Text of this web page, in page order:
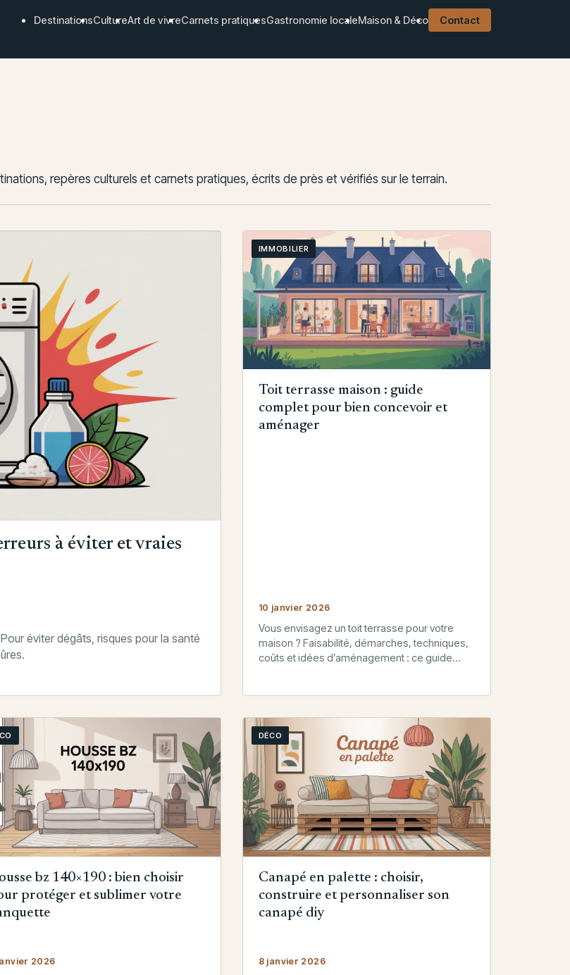
DestinationsCultureArt de vivreCarnets pratiquesGastronomie localeMaison & Déco Contact
repères culturels et carnets pratiques, écrits de près et vérifiés sur le terrain.
à éviter et vraies
éviter dégâts, risques pour la santé
IMMOBILIER
Toit terrasse maison : guide
complet pour bien concevoir et
aménager
10 janvier 2026
Vous envisagez un toit terrasse pour votre
maison ? Faisabilité, démarches, techniques,
coûts et idées d’aménagement : ce guide
bz 140×190 : bien choisir
protéger et sublimer votre
2026
DÉCO
Canapé en palette : choisir,
construire et personnaliser son
canapé diy
8 janvier 2026